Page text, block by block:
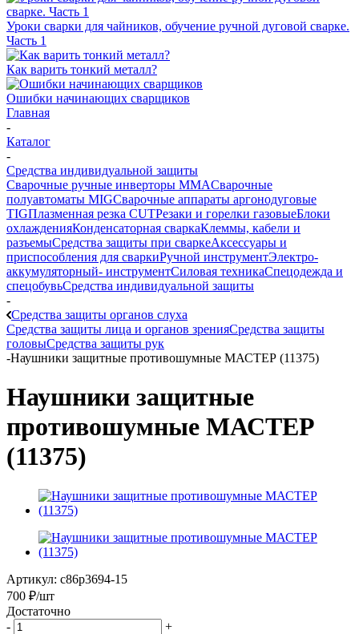
Уроки сварки для чайников, обучение ручной дуговой сварке.
Часть 1
Как варить тонкий металл?
Ошибки начинающих сварщиков
Главная
-
Каталог
-
Средства индивидуальной защиты
Сварочные ручные инверторы MMAСварочные
полуавтоматы MIGСварочные аппараты аргонодуговые
TIGПлазменная резка CUTРезаки и горелки газовыеБлоки
охлажденияКонденсаторная сваркаКлеммы, кабели и
разъемыСредства защиты при сваркеАксессуары и
приспособления для сваркиРучной инструментЭлектро-
аккумуляторный- инструментСиловая техникаСпецодежда и
спецобувьСредства индивидуальной защиты
-
Средства защиты органов слуха
Средства защиты лица и органов зренияСредства защиты
головыСредства защиты рук
-Наушники защитные противошумные МАСТЕР (11375)
Наушники защитные
противошумные МАСТЕР
(11375)
Артикул: c86p3694-15
700 ₽/шт
Достаточно
-
+